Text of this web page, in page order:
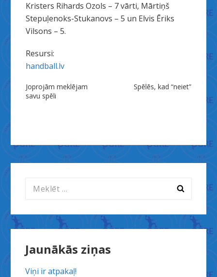
Kristers Rihards Ozols – 7 vārti, Mārtiņš
Stepuļenoks-Stukanovs – 5 un Elvis Ēriks
Vilsons – 5.
Resursi:
handball.lv
Ziņu
Joprojām meklējam
savu spēli
Spēlēs, kad “neiet”
Meklēt:
Jaunākās ziņas
Viņi ir atpakaļ!